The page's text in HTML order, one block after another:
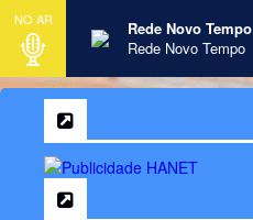
NO AR
Rede Novo Tempo
Rede Novo Tempo